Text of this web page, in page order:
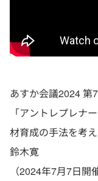
あすか会議2024 第
「アントレプレナ
材育成の手法を考
鈴木寛
（2024年7月7日開